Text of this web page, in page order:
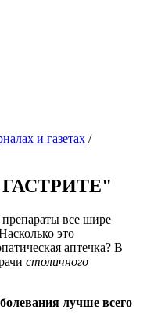
и газетах /
все шире
это
аптечка? В
столичного
лучше всего